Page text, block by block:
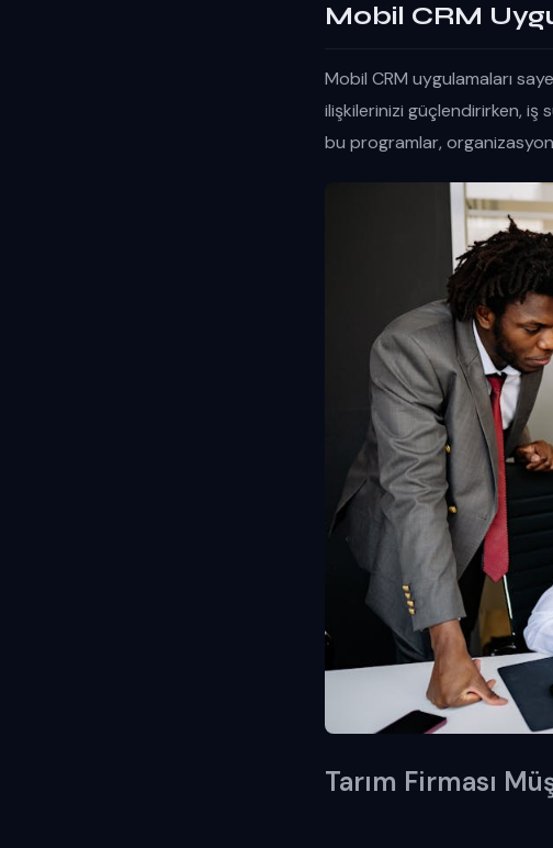
Mobil CRM
Mobil CRM uygulamaları
ilişkilerinizi güçlendirirken, iş
bu programlar,
Tarım Firması